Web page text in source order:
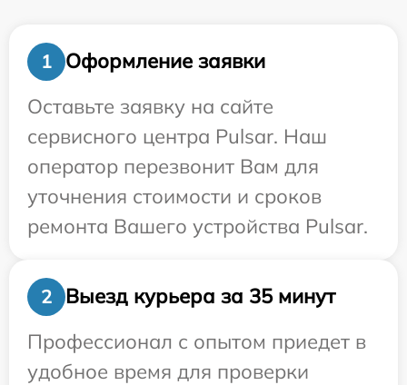
1
Оформление заявки
Оставьте заявку на сайте
сервисного центра Pulsar. Наш
оператор перезвонит Вам для
уточнения стоимости и сроков
ремонта Вашего устройства Pulsar.
2
Выезд курьера за 35 минут
Профессионал с опытом приедет в
удобное время для проверки